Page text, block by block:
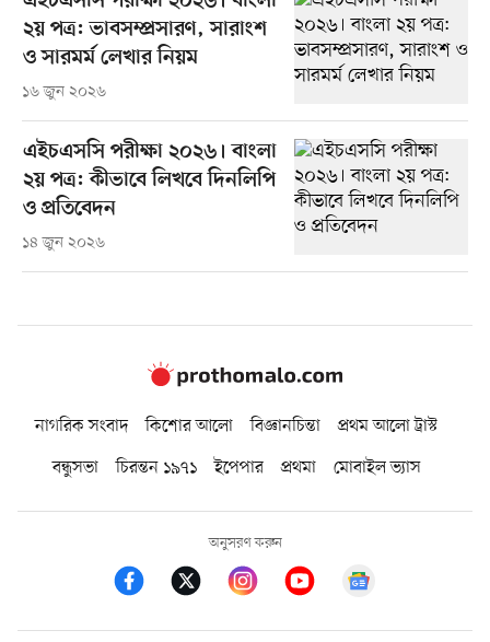
২য় পত্র: ভাবসম্প্রসারণ, সারাংশ
ও সারমর্ম লেখার নিয়ম
১৬ জুন ২০২৬
এইচএসসি পরীক্ষা ২০২৬। বাংলা
২য় পত্র: কীভাবে লিখবে দিনলিপি
ও প্রতিবেদন
১৪ জুন ২০২৬
নাগরিক সংবাদ কিশোর আলো বিজ্ঞানচিন্তা
প্রথম আলো ট্রাস্ট
বন্ধুসভা
চিরন্তন ১৯৭১ ইপেপার প্রথমা মোবাইল ভ্যাস
অনুসরণ করুন